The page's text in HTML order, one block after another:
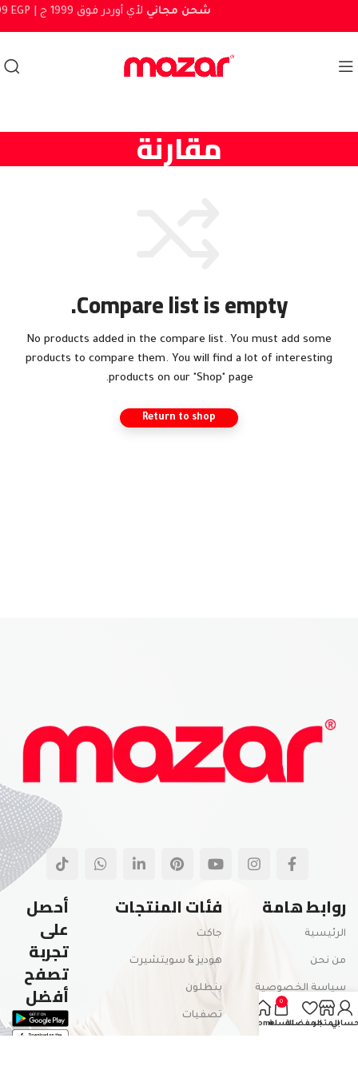
مقارنة
Compare list is empty.
No products added in the compare list. You must add some
products to compare them. You will find a lot of interesting
products on our "Shop" page.
Return to shop
روابط هامة
الرئيسية
من نحن
سياسة الخصوصية
المدونة
فئات المنتجات
جاكت
هوديز & سويتشيرت
بنطلون
تصفيات
أحصل
على
تجربة
تصفح
أفضل
EGP | شحن مجانيلأي أوردر فوق 1999 ج
المتجرالمفضلة
0
السلةHome